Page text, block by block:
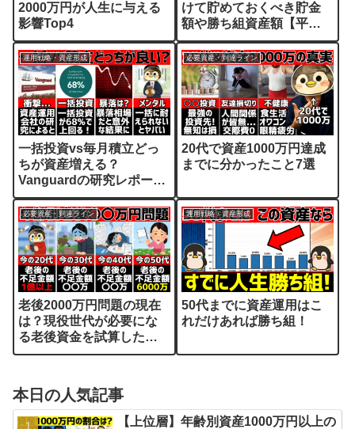
2000万円が人生に与える
影響Top4
けて貯めておくべき貯金
額や勝ち組資産額【平均
値/中央値】
運用戦略・資産形成
一括投資vs毎月積立どっ
ちが資産増える？
Vanguardの研究レポート
から結果を解説
必要資産・到達ライン
20代で資産1000万円達成
までに分かったこと7選
必要資産・到達ライン
老後2000万円問題の現在
は？現役世代が必要にな
る老後資金を試算したら
衝撃の結果だった….
運用戦略・資産形成
50代までに資産運用はこ
れだけあれば勝ち組！
本日の人気記事
【上位層】年齢別資産1000万円以上の